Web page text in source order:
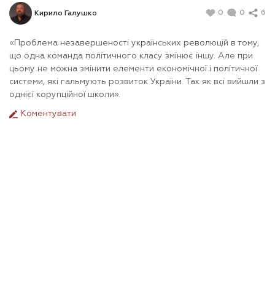
Кирило Галушко 0 0 6
«Проблема незавершеності українських революцій в тому,
що одна команда політичного класу змінює іншу. Але при
цьому не можна змінити елементи економічної і політичної
системи, які гальмують розвиток України. Так як всі вийшли з
однієї корупційної школи».
Коментувати